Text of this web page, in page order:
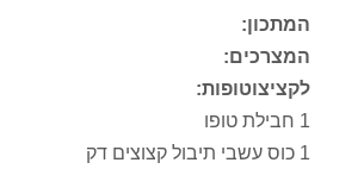
המתכון:
המצרכים:
לקציצוטופות:
1 חבילת טופו
1 כוס עשבי תיבול קצוצים דק